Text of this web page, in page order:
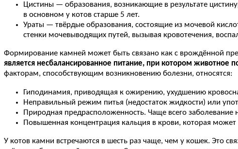
Цистины — образования, возникающие в результате
в основном у котов старше 5 лет.
Ураты — твёрдые образования, состоящие из мочевой
стенки мочевыводящих путей, вызывая кровотечения,
Формирование камней может быть связано как с врождённой
является несбалансированное питание, при котором животное
факторам, способствующим возникновению болезни, относятся:
Гиподинамия, приводящая к ожирению, ухудшению
Неправильный режим питья (недостаток жидкости) или
Природная предрасположенность. Чаще всего заболевание
Повышенная концентрация кальция в крови, которая может
У котов камни встречаются в шесть раз чаще, чем у кошек. Это